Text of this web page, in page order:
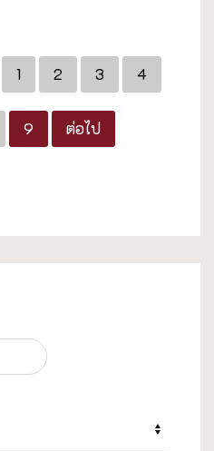
1 2 3 4
9 ต่อไป